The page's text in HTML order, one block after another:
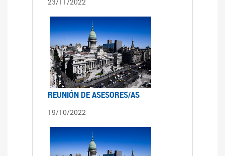
23/11/2022
REUNIÓN DE ASESORES/AS
19/10/2022